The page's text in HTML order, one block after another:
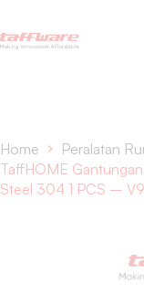
Home Peralatan
TaffHOME
Steel 304 1 PCS –